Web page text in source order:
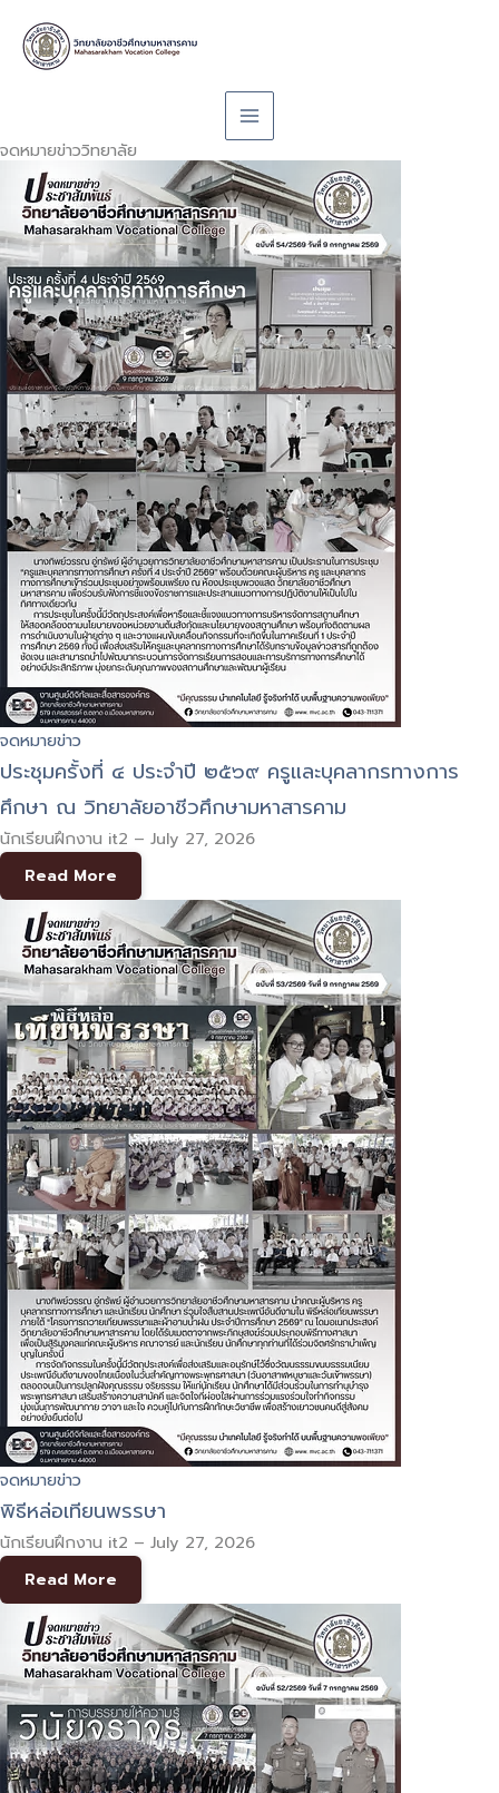
content
จดหมายข่าววิทยาลัย
จดหมายข่าว
ประชุมครั้งที่ ๔ ประจำปี ๒๕๖๙ ครูและบุคลากรทางการ
ศึกษา ณ วิทยาลัยอาชีวศึกษามหาสารคาม
นักเรียนฝึกงาน it2 – July 27, 2026
Read More
จดหมายข่าว
พิธีหล่อเทียนพรรษา
นักเรียนฝึกงาน it2 – July 27, 2026
Read More